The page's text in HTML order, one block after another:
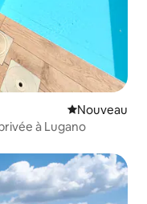
Nouvel
Nouveau
à Lugano